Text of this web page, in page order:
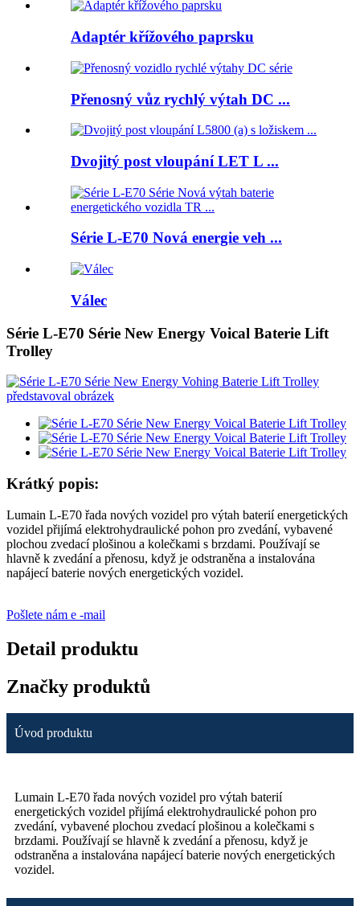
Adaptér křížového paprsku
Přenosný vůz rychlý výtah DC ...
Dvojitý post vloupání LET L ...
Série L-E70 Nová energie veh ...
Válec
Série L-E70 Série New Energy Voical Baterie Lift
Trolley
Krátký popis:
Lumain L-E70 řada nových vozidel pro výtah baterií energetických
vozidel přijímá elektrohydraulické pohon pro zvedání, vybavené
plochou zvedací plošinou a kolečkami s brzdami. Používají se
hlavně k zvedání a přenosu, když je odstraněna a instalována
napájecí baterie nových energetických vozidel.
Pošlete nám e -mail
Detail produktu
Značky produktů
Úvod produktu
Lumain L-E70 řada nových vozidel pro výtah baterií
energetických vozidel přijímá elektrohydraulické pohon pro
zvedání, vybavené plochou zvedací plošinou a kolečkami s
brzdami. Používají se hlavně k zvedání a přenosu, když je
odstraněna a instalována napájecí baterie nových energetických
vozidel.